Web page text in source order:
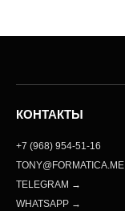
TONY@FORMATICA.ME
+7 (968) 954-51-16
WHATSAPP →
TELEGRAM →
КОНТАКТЫ